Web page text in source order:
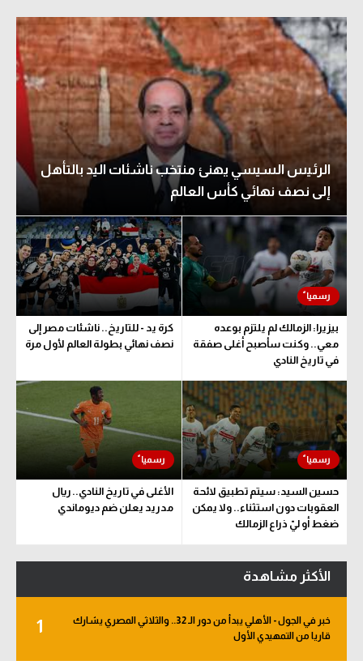
الرئيس السيسي يهنئ منتخب ناشئات اليد بالتأهل
إلى نصف نهائي كأس العالم
بيزيرا: الزمالك لم يلتزم بوعده
معي.. وكنت سأصبح أغلى صفقة
في تاريخ النادي
كرة يد - للتاريخ.. ناشئات مصر إلى
نصف نهائي بطولة العالم لأول مرة
حسين السيد: سيتم تطبيق لائحة
العقوبات دون استثناء.. ولا يمكن
ضغط أو ليّ ذراع الزمالك
الأغلى في تاريخ النادي.. ريال
مدريد يعلن ضم ديوماندي
الأكثر مشاهدة
1
خبر في الجول - الأهلي يبدأ من دور الـ 32.. والثلاثي المصري يشارك
قاريا من التمهيدي الأول